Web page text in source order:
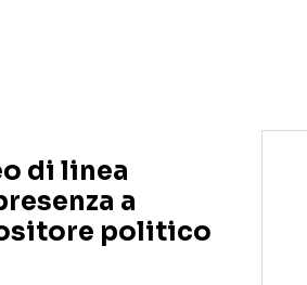
di linea
a
politico